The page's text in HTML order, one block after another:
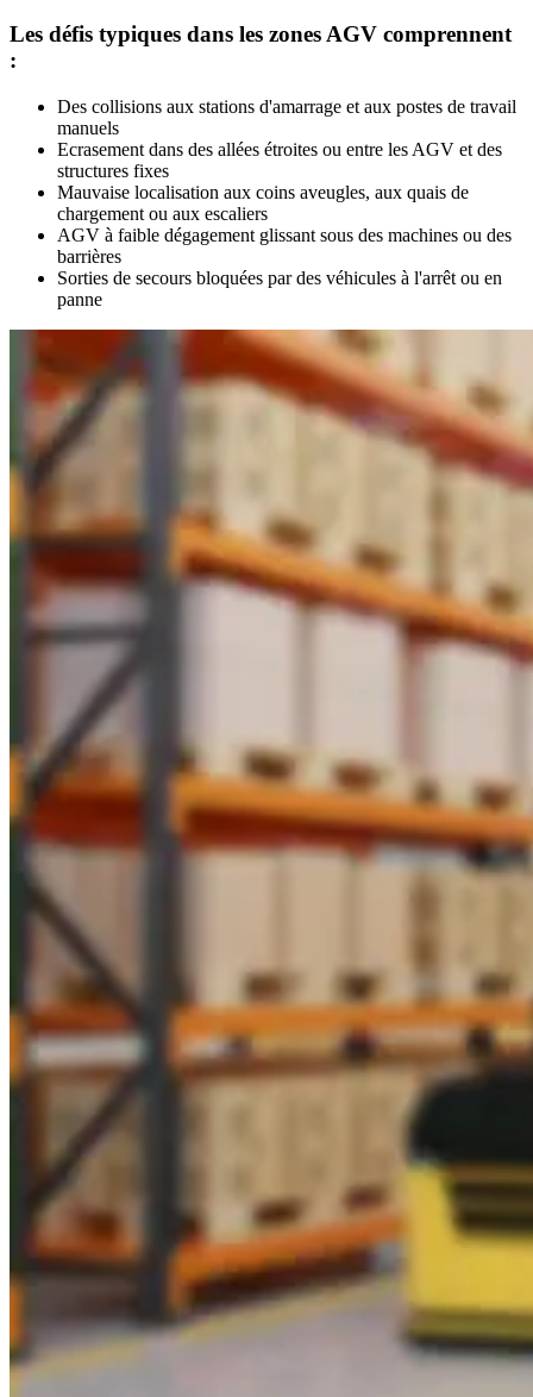
Les défis typiques dans les zones AGV comprennent
:
Des collisions aux stations d'amarrage et aux postes de travail
manuels
Ecrasement dans des allées étroites ou entre les AGV et des
structures fixes
Mauvaise localisation aux coins aveugles, aux quais de
chargement ou aux escaliers
AGV à faible dégagement glissant sous des machines ou des
barrières
Sorties de secours bloquées par des véhicules à l'arrêt ou en
panne